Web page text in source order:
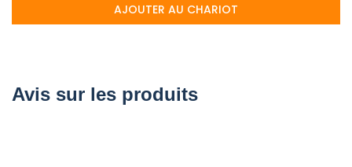
Avis sur les produits
AJOUTER AU CHARIOT